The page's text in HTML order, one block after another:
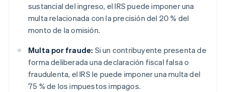
sustancial del ingreso, el IRS puede imponer una
multa relacionada con la precisión del 20 % del
monto de la omisión.
Multa por fraude: Si un contribuyente presenta de
forma deliberada una declaración fiscal falsa o
fraudulenta, el IRS le puede imponer una multa del
75 % de los impuestos impagos.